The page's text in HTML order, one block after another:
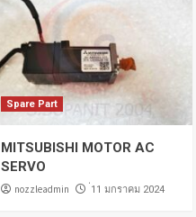
Spare Part
MITSUBISHI MOTOR AC
SERVO
nozzleadmin ่11 มกราคม 2024